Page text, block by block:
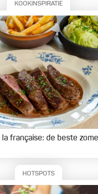
KOOKINSPIRATIE
française: de beste
HOTSPOTS